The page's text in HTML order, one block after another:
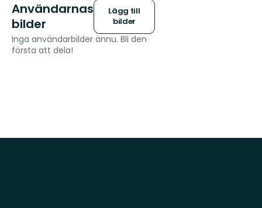
Användarnas
bilder
Lägg till
bilder
Inga användarbilder ännu. Bli den
första att dela!